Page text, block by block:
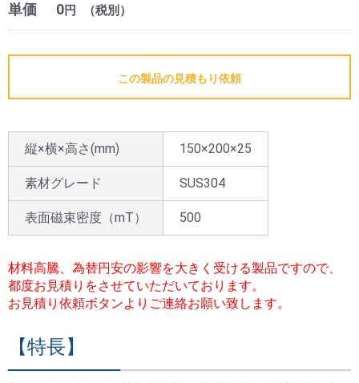
単価 0円 （税別）
この製品の見積もり依頼
縦×横×高さ(mm) 150×200×25
素材グレード SUS304
表面磁束密度（mT） 500
材料高騰、為替円安の影響を大きく受ける製品ですので、
都度お見積りをさせていただいております。
お見積り依頼ボタンよりご連絡お願い致します。
【特長】